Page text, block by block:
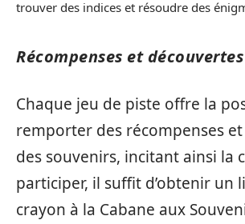
trouver des indices et résoudre des
Récompenses et découvertes
Chaque jeu de piste offre la
remporter des récompenses
des souvenirs, incitant ainsi la
participer, il suffit d’obtenir un
crayon à la Cabane aux